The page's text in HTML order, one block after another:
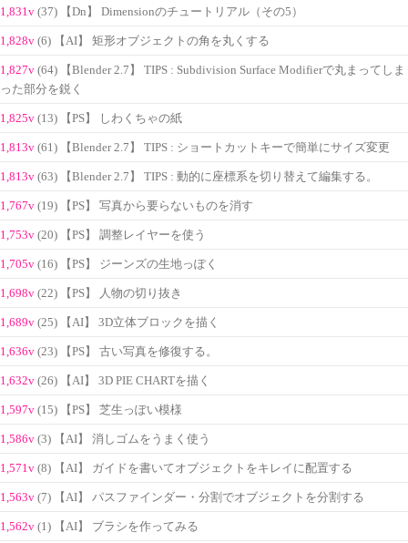
1,831v (37) 【Dn】 Dimensionのチュートリアル（その5）
1,828v (6) 【AI】 矩形オブジェクトの角を丸くする
1,827v (64) 【Blender 2.7】 TIPS : Subdivision Surface Modifierで丸まってしま
った部分を鋭く
1,825v (13) 【PS】 しわくちゃの紙
1,813v (61) 【Blender 2.7】 TIPS : ショートカットキーで簡単にサイズ変更
1,813v (63) 【Blender 2.7】 TIPS : 動的に座標系を切り替えて編集する。
1,767v (19) 【PS】 写真から要らないものを消す
1,753v (20) 【PS】 調整レイヤーを使う
1,705v (16) 【PS】 ジーンズの生地っぽく
1,698v (22) 【PS】 人物の切り抜き
1,689v (25) 【AI】 3D立体ブロックを描く
1,636v (23) 【PS】 古い写真を修復する。
1,632v (26) 【AI】 3D PIE CHARTを描く
1,597v (15) 【PS】 芝生っぽい模様
1,586v (3) 【AI】 消しゴムをうまく使う
1,571v (8) 【AI】 ガイドを書いてオブジェクトをキレイに配置する
1,563v (7) 【AI】 パスファインダー・分割でオブジェクトを分割する
1,562v (1) 【AI】 ブラシを作ってみる